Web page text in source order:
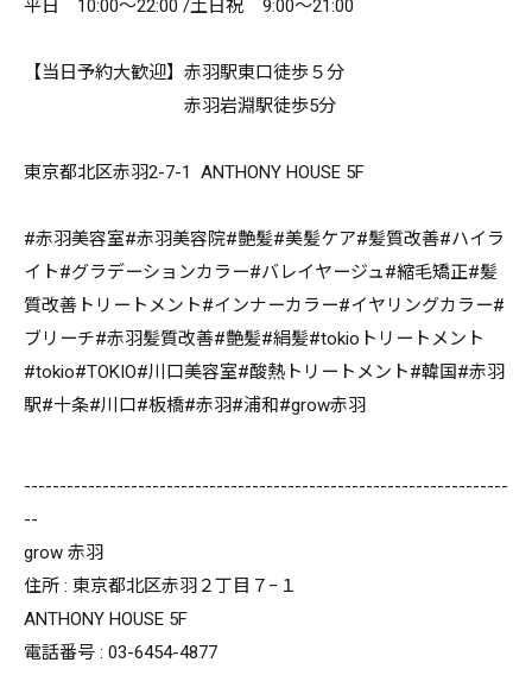
平日 10:00～22:00 /土日祝 9:00～21:00
【当日予約大歓迎】赤羽駅東口徒歩５分
赤羽岩淵駅徒歩5分
東京都北区赤羽2-7-1 ANTHONY HOUSE 5F
#赤羽美容室#赤羽美容院#艶髪#美髪ケア#髪質改善#ハイラ
イト#グラデーションカラー#バレイヤージュ#縮毛矯正#髪
質改善トリートメント#インナーカラー#イヤリングカラー#
ブリーチ#赤羽髪質改善#艶髪#絹髪#tokioトリートメント
#tokio#TOKIO#川口美容室#酸熱トリートメント#韓国#赤羽
駅#十条#川口#板橋#赤羽#浦和#grow赤羽
--------------------------------------------------------------------
--
grow 赤羽
住所 : 東京都北区赤羽２丁目７−１
ANTHONY HOUSE 5F
電話番号 : 03-6454-4877